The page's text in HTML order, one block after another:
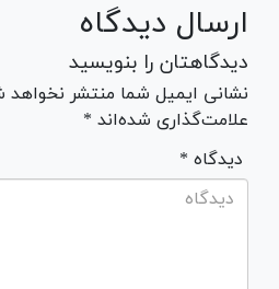
ارسال دیدگاه
دیدگاهتان را بنویسید
نشانی ایمیل شما منتشر
علامت‌گذاری شده‌اند *
* دیدگاه